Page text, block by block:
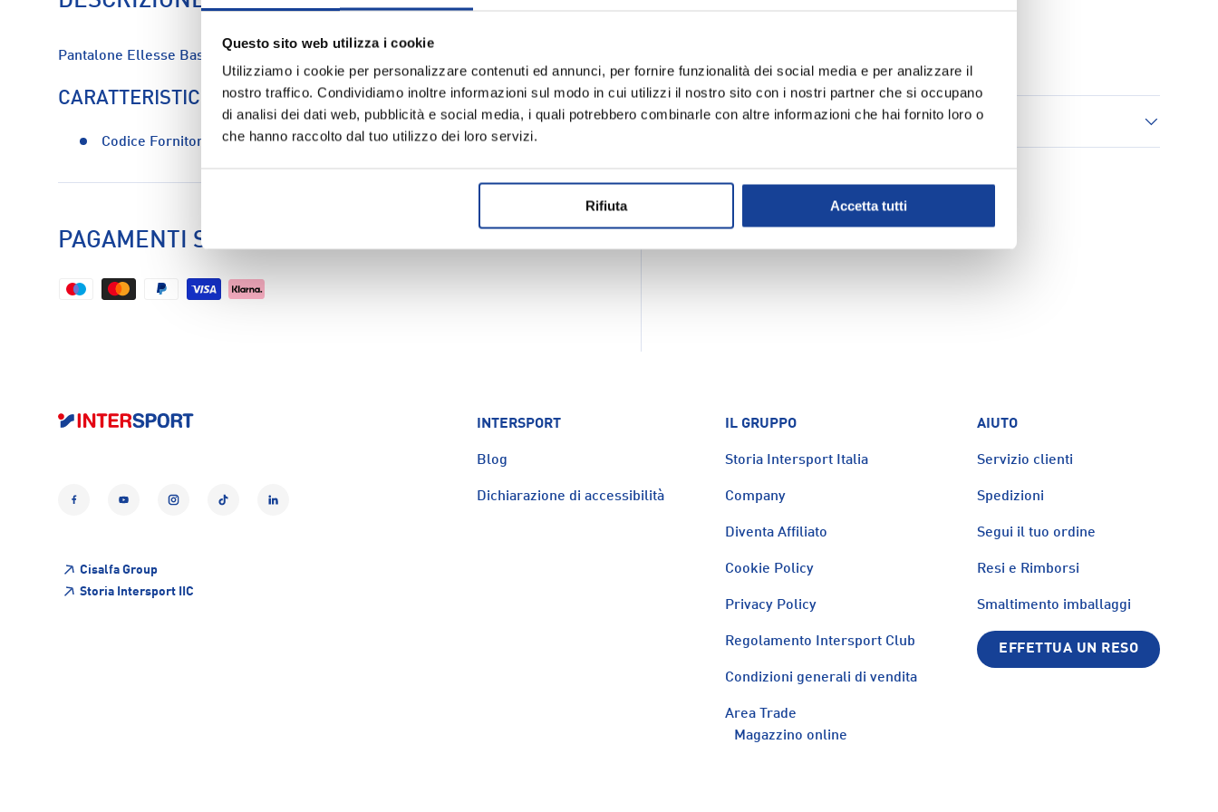
Questo sito web utilizza i cookie
Utilizziamo i cookie per personalizzare contenuti ed annunci, per fornire funzionalità dei social media e per analizzare il
nostro traffico. Condividiamo inoltre informazioni sul modo in cui utilizzi il nostro sito con i nostri partner che si occupano
di analisi dei dati web, pubblicità e social media, i quali potrebbero combinarle con altre informazioni che hai fornito loro o
che hanno raccolto dal tuo utilizzo dei loro servizi.
Rifiuta Accetta tutti
Spedizione e consegna
Pantalone Ellesse Basic M - Uomo
CARATTERISTICHE
Codice Fornitore: ehm300s24-858
PAGAMENTI SICURI
YouTubeInstagramTikTok LinkedIn
Cisalfa Group
Storia Intersport IIC
INTERSPORT
Blog
Dichiarazione di accessibilità
IL GRUPPO
Storia Intersport Italia
Company
Diventa Affiliato
Cookie Policy
Privacy Policy
Regolamento Intersport Club
Condizioni generali di vendita
Area Trade
Magazzino online
AIUTO
Servizio clienti
Spedizioni
Segui il tuo ordine
Resi e Rimborsi
Smaltimento imballaggi
EFFETTUA UN RESO